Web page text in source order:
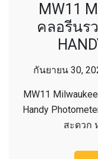
MW11
คลอรีนรว
กันยายน 30,
MW11
Handy
สะดวก